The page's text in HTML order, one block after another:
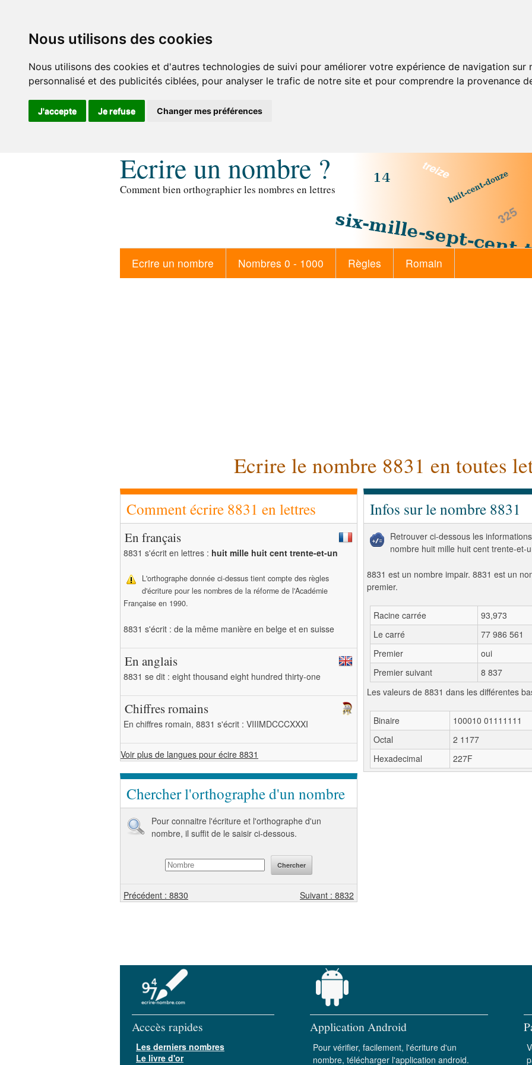
Nous utilisons des cookies
Nous utilisons des cookies et d'autres technologies de suivi pour améliorer votre expérience de navigation
personnalisé et des publicités ciblées, pour analyser le trafic de notre site et pour comprendre la provenance
J'accepte Je refuse Changer mes préférences
Ecrire un nombre ?
Comment bien orthographier les nombres en lettres
Ecrire un nombre Nombres 0 - 1000 Règles Romain
Ecrire le nombre 8831 en toutes
Comment écrire 8831 en lettres
En français
8831 s'écrit en lettres : huit mille huit cent trente-et-un
L'orthographe donnée ci-dessus tient compte des règles
d'écriture pour les nombres de la réforme de l'Académie
Française en 1990.
8831 s'écrit : de la même manière en belge et en suisse
En anglais
8831 se dit : eight thousand eight hundred thirty-one
Chiffres romains
En chiffres romain, 8831 s'écrit : VIIIMDCCCXXXI
Voir plus de langues pour écire 8831
Chercher l'orthographe d'un nombre
Pour connaitre l'écriture et l'orthographe d'un
nombre, il suffit de le saisir ci-dessous.
Précédent : 8830 Suivant : 8832
Infos sur le nombre 8831
Retrouver ci-dessous les
nombre huit mille huit cent trente-et-
8831 est un nombre impair. 8831 est un
premier.
Racine carrée
93,973
Le carré
77 986 561
Premier
oui
Premier suivant
8 837
Les valeurs de 8831 dans les différentes
Binaire
100010 01111111
Octal
2 1177
Hexadecimal
227F
Acccès rapides
Les derniers nombres
Le livre d'or
Application Android
Pour vérifier, facilement, l'écriture d'un
nombre, télécharger l'application android.